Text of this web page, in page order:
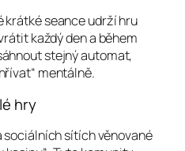
krátké seance udrží hru
každý den a během
stejný automat,
mentálně.
hry
sociálních sítích věnované